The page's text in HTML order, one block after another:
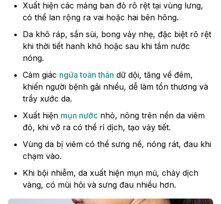
Xuất hiện các mảng ban đỏ rõ rệt tại vùng lưng,
có thể lan rộng ra vai hoặc hai bên hông.
Da khô ráp, sần sùi, bong vảy nhẹ, đặc biệt rõ rệt
khi thời tiết hanh khô hoặc sau khi tắm nước
nóng.
Cảm giác ngứa toàn thân dữ dội, tăng về đêm,
khiến người bệnh gãi nhiều, dễ làm tổn thương và
trầy xước da.
Xuất hiện mụn nước nhỏ, nông trên nền da viêm
đỏ, khi vỡ ra có thể rỉ dịch, tạo vảy tiết.
Vùng da bị viêm có thể sưng nề, nóng rát, đau khi
chạm vào.
Khi bội nhiễm, da xuất hiện mụn mủ, chảy dịch
vàng, có mùi hôi và sưng đau nhiều hơn.